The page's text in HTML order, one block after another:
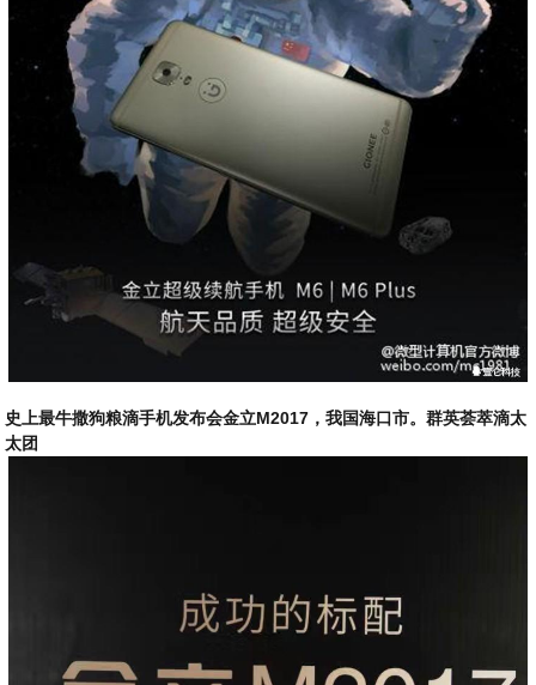
史上最牛撒狗粮滴手机发布会金立M2017，我国海口市。群英荟萃滴太
太团